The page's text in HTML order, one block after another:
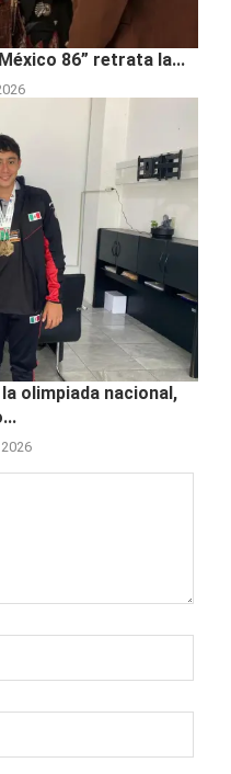
86” retrata la...
olimpiada nacional,